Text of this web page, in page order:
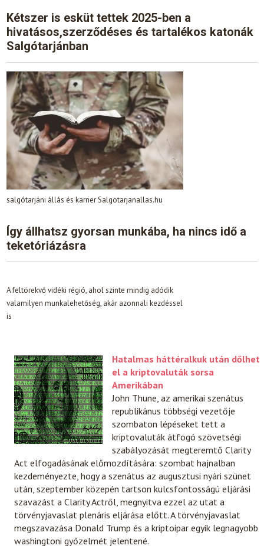
Kétszer is esküt tettek 2025-ben a
hivatásos,szerződéses és tartalékos katonák
Salgótarjánban
salgótarjáni állás és karrier Salgotarjanallas.hu
Így állhatsz gyorsan munkába, ha nincs idő a
teketóriázásra
A feltörekvő vidéki régió, ahol szinte mindig adódik
valamilyen munkalehetőség, akár azonnali kezdéssel
is
Hatalmas háttéralkuk után dőlhet
el a kriptovaluták sorsa
Amerikában
John Thune, az amerikai szenátus
republikánus többségi vezetője
szombaton lépéseket tett a
kriptovaluták átfogó szövetségi
szabályozását megteremtő Clarity
Act elfogadásának előmozdítására: szombat hajnalban
kezdeményezte, hogy a szenátus az augusztusi nyári szünet
után, szeptember közepén tartson kulcsfontosságú eljárási
szavazást a Clarity Actről, megnyitva ezzel az utat a
törvényjavaslat plenáris eljárása előtt. A törvényjavaslat
megszavazása Donald Trump és a kriptoipar egyik legnagyobb
washingtoni győzelmét jelentené.